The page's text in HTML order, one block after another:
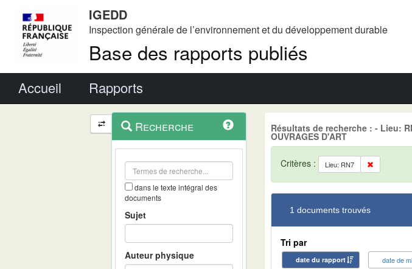
IGEDD
Inspection générale de l’environnement et du développement durable
Base des rapports publiés
Accueil Rapports
Navigation
et
outils
contextuel
Recherche
dans le texte intégral des
documents
Sujet
Auteur physique
Résultats de recherche : - Lieu:
OUVRAGES D'ART
Critères : Lieu: RN7
1 documents trouvés
Tri par
date du rapport date de